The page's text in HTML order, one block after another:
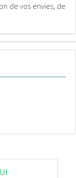
de vos envies, de